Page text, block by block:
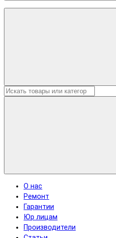
О нас
Ремонт
Гарантии
Юр лицам
Производители